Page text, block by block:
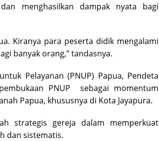
menghasilkan dampak nyata bagi
Kiranya para peserta didik mengalami
banyak orang,” tandasnya.
Pelayanan (PNUP) Papua, Pendeta
PNUP sebagai momentum
Papua, khususnya di Kota Jayapura.
strategis gereja dalam memperkuat
dan sistematis.